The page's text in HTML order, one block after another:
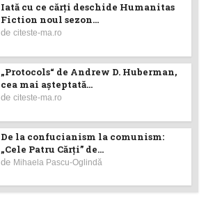
Iată cu ce cărţi deschide Humanitas
Fiction noul sezon...
deciteste-ma.ro
„Protocols“ de Andrew D. Huberman,
cea mai așteptată...
deciteste-ma.ro
De la confucianism la comunism:
„Cele Patru Cărți” de...
de Mihaela Pascu-Oglindă